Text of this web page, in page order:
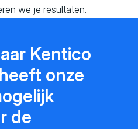
we je resultaten.
Kentico
onze
de